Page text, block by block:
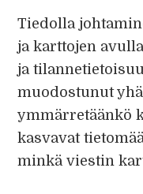
Tiedolla
ja karttojen
ja
muodostunut
ymmärretäänkö
kasvavat
minkä viestin